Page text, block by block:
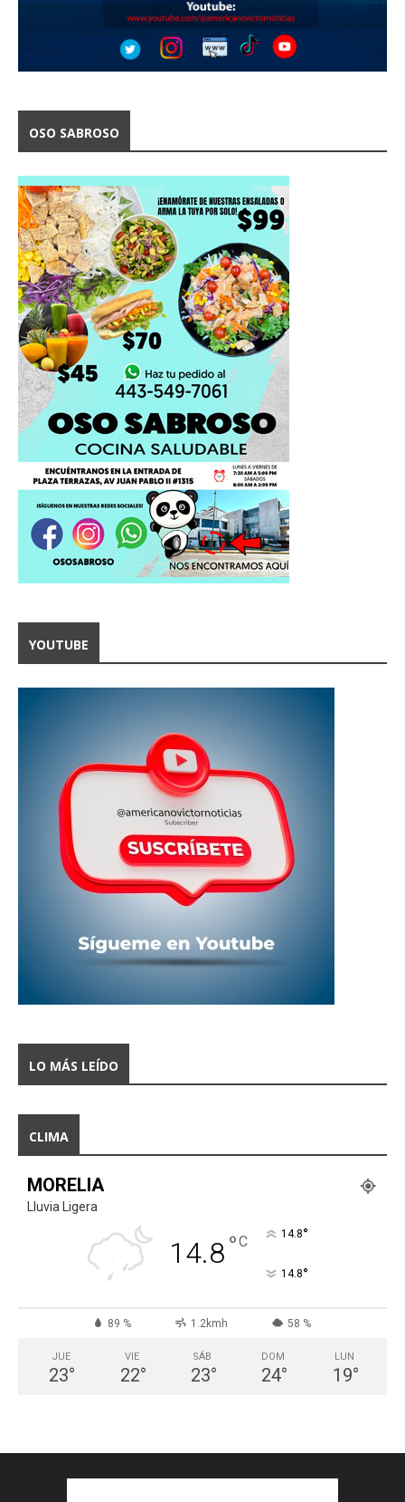
OSO SABROSO
YOUTUBE
LO MÁS LEÍDO
CLIMA
MORELIA
Lluvia Ligera
14.8°C 14.8°
14.8°
89 % 1.2kmh 58 %
JUE
23°
VIE
22°
SÁB
23°
DOM
24°
LUN
19°